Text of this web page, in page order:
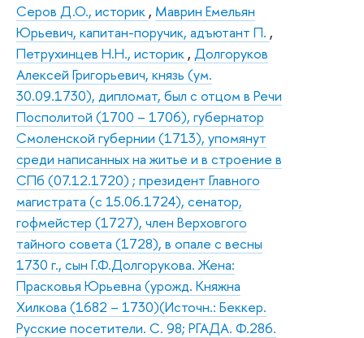
Серов Д.О., историк , Маврин Емельян
Юрьевич, капитан-поручик, адъютант П. ,
Петрухинцев Н.Н., историк , Долгоруков
Алексей Григорьевич, князь (ум.
30.09.1730), дипломат, был с отцом в Речи
Посполитой (1700 – 1706), губернатор
Смоленской губернии (1713), упомянут
среди написанных на житье и в строение в
СПб (07.12.1720) ; президент Главного
магистрата (с 15.06.1724), сенатор,
гофмейстер (1727), член Верховгого
тайного совета (1728), в опале с весны
1730 г., сын Г.Ф.Долгорукова. Жена:
Прасковья Юрьевна (урожд. Княжна
Хилкова (1682 – 1730)(Источн.: Беккер.
Русские посетители. С. 98; РГАДА. Ф.286.